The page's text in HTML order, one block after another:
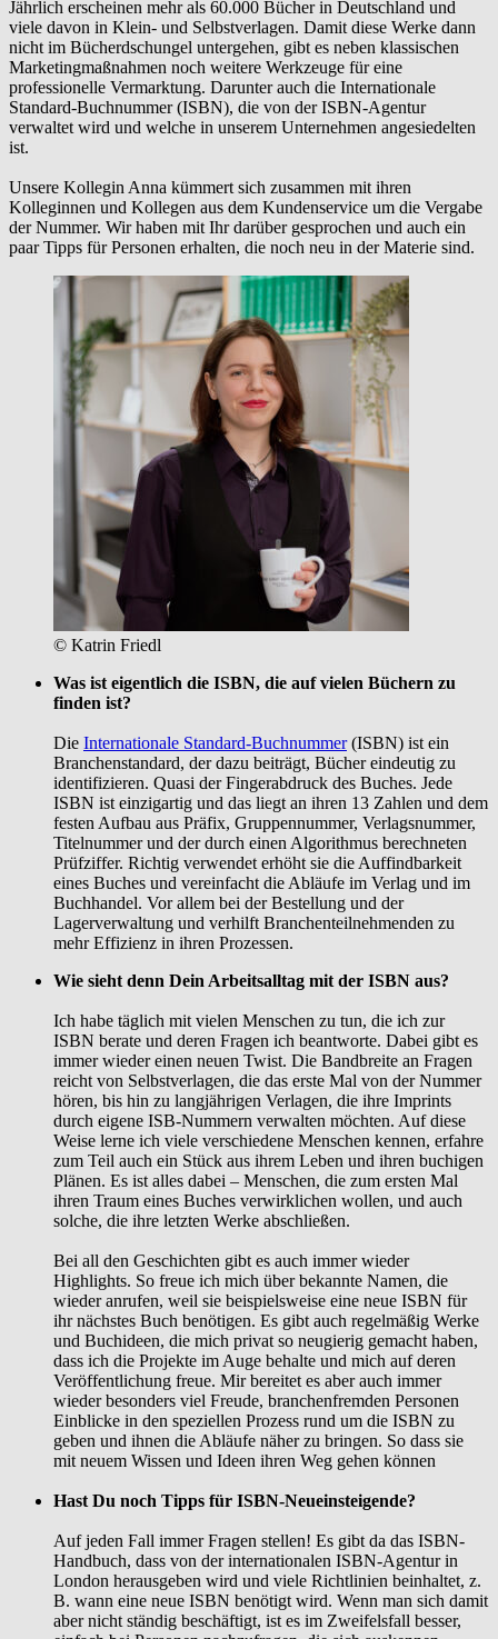
Jährlich erscheinen mehr als 60.000 Bücher in Deutschland und
viele davon in Klein- und Selbstverlagen. Damit diese Werke dann
nicht im Bücherdschungel untergehen, gibt es neben klassischen
Marketingmaßnahmen noch weitere Werkzeuge für eine
professionelle Vermarktung. Darunter auch die Internationale
Standard-Buchnummer (ISBN), die von der ISBN-Agentur
verwaltet wird und welche in unserem Unternehmen angesiedelten
ist.
Unsere Kollegin Anna kümmert sich zusammen mit ihren
Kolleginnen und Kollegen aus dem Kundenservice um die Vergabe
der Nummer. Wir haben mit Ihr darüber gesprochen und auch ein
paar Tipps für Personen erhalten, die noch neu in der Materie sind.
© Katrin Friedl
Was ist eigentlich die ISBN, die auf vielen Büchern zu
finden ist?
Die Internationale Standard-Buchnummer(ISBN) ist ein
Branchenstandard, der dazu beiträgt, Bücher eindeutig zu
identifizieren. Quasi der Fingerabdruck des Buches. Jede
ISBN ist einzigartig und das liegt an ihren 13 Zahlen und dem
festen Aufbau aus Präfix, Gruppennummer, Verlagsnummer,
Titelnummer und der durch einen Algorithmus berechneten
Prüfziffer. Richtig verwendet erhöht sie die Auffindbarkeit
eines Buches und vereinfacht die Abläufe im Verlag und im
Buchhandel. Vor allem bei der Bestellung und der
Lagerverwaltung und verhilft Branchenteilnehmenden zu
mehr Effizienz in ihren Prozessen.
Wie sieht denn Dein Arbeitsalltag mit der ISBN aus?
Ich habe täglich mit vielen Menschen zu tun, die ich zur
ISBN berate und deren Fragen ich beantworte. Dabei gibt es
immer wieder einen neuen Twist. Die Bandbreite an Fragen
reicht von Selbstverlagen, die das erste Mal von der Nummer
hören, bis hin zu langjährigen Verlagen, die ihre Imprints
durch eigene ISB-Nummern verwalten möchten. Auf diese
Weise lerne ich viele verschiedene Menschen kennen, erfahre
zum Teil auch ein Stück aus ihrem Leben und ihren buchigen
Plänen. Es ist alles dabei – Menschen, die zum ersten Mal
ihren Traum eines Buches verwirklichen wollen, und auch
solche, die ihre letzten Werke abschließen.
Bei all den Geschichten gibt es auch immer wieder
Highlights. So freue ich mich über bekannte Namen, die
wieder anrufen, weil sie beispielsweise eine neue ISBN für
ihr nächstes Buch benötigen. Es gibt auch regelmäßig Werke
und Buchideen, die mich privat so neugierig gemacht haben,
dass ich die Projekte im Auge behalte und mich auf deren
Veröffentlichung freue. Mir bereitet es aber auch immer
wieder besonders viel Freude, branchenfremden Personen
Einblicke in den speziellen Prozess rund um die ISBN zu
geben und ihnen die Abläufe näher zu bringen. So dass sie
mit neuem Wissen und Ideen ihren Weg gehen können
Hast Du noch Tipps für ISBN-Neueinsteigende?
Auf jeden Fall immer Fragen stellen! Es gibt da das ISBN-
Handbuch, dass von der internationalen ISBN-Agentur in
London herausgeben wird und viele Richtlinien beinhaltet, z.
B. wann eine neue ISBN benötigt wird. Wenn man sich damit
aber nicht ständig beschäftigt, ist es im Zweifelsfall besser,